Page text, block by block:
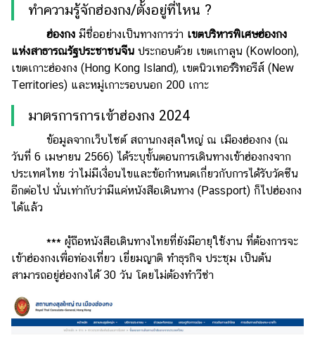
น้ำมัน
วา
ไร
ตี้
แต่งงาน
และ
เด็ก
สัตว์
Infographic
บริการ
แอปฯ
กระปุก
ทำความรู้จักฮ่องกง/ตั้งอยู่ที่ไหน ?
ฮ่องกง มีชื่ออย่างเป็นทางการว่า เขตบริหารพิเศษฮ่องกง
แห่งสาธารณรัฐประชาชนจีน ประกอบด้วย เขตเกาลูน (Kowloon),
เขตเกาะฮ่องกง (Hong Kong Island), เขตนิวเทอร์ริทอรีส์ (New
Territories) และหมู่เกาะรอบนอก 200 เกาะ
มาตรการการเข้าฮ่องกง 2024
ข้อมูลจากเว็บไซต์ สถานกงสุลใหญ่ ณ เมืองฮ่องกง (ณ
วันที่ 6 เมษายน 2566) ได้ระบุขั้นตอนการเดินทางเข้าฮ่องกงจาก
ประเทศไทย ว่าไม่มีเงื่อนไขและข้อกำหนดเกี่ยวกับการได้รับวัคซีน
อีกต่อไป นั่นเท่ากับว่ามีแค่หนังสือเดินทาง (Passport) ก็ไปฮ่องกง
ได้แล้ว
*** ผู้ถือหนังสือเดินทางไทยที่ยังมีอายุใช้งาน ที่ต้องการจะ
เข้าฮ่องกงเพื่อท่องเที่ยว เยี่ยมญาติ ทำธุรกิจ ประชุม เป็นต้น
สามารถอยู่ฮ่องกงได้ 30 วัน โดยไม่ต้องทำวีซ่า